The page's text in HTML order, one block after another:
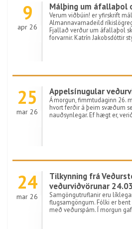
9
apr 26
Málþing um áfallaþol
Verum viðbúin! er yfirskrift
Almannavarnadeild
Fjallað verður um áfallaþol
forvarnir. Katrín Jakobsdóttir
25
mar 26
Appelsínugular
Á morgun, fimmtudaginn 26.
hvort ferðir á þeim svæðum
nauðsynlegar. Ef hægt er,
24
mar 26
Tilkynning frá
veðurviðvörunar
Samgöngutruflanir eru
flugsamgöngum. Fólki er
með veðurspám. Í morgun